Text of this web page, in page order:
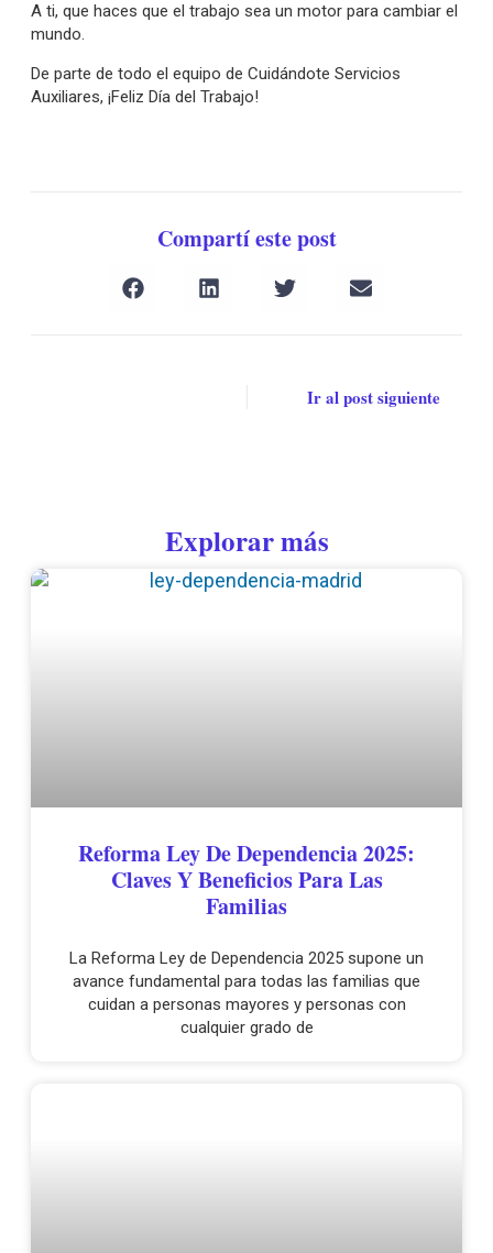
A ti, que haces que el trabajo sea un motor para cambiar el
mundo.
De parte de todo el equipo de Cuidándote Servicios
Auxiliares, ¡Feliz Día del Trabajo!
Compartí este post
Ir al post siguiente
Explorar más
Reforma Ley De Dependencia 2025:
Claves Y Beneficios Para Las
Familias
La Reforma Ley de Dependencia 2025 supone un
avance fundamental para todas las familias que
cuidan a personas mayores y personas con
cualquier grado de